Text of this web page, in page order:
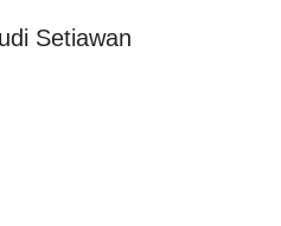
Setiawan